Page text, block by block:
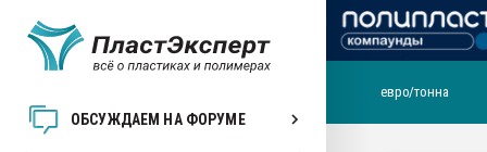
ОБСУЖДАЕМ НА ФОРУМЕ
евро/тонна